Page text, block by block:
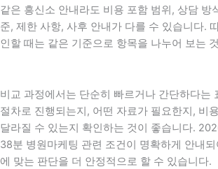
같은 흥신소 안내라도 비용 포함 범위, 상담 방
준, 제한 사항, 사후 안내가 다를 수 있습니다.
인할 때는 같은 기준으로 항목을 나누어 보는
비교 과정에서는 단순히 빠르거나 간단하다는
절차로 진행되는지, 어떤 자료가 필요한지, 비
달라질 수 있는지 확인하는 것이 좋습니다.
38분 병원마케팅 관련 조건이 명확하게 안내
에 맞는 판단을 더 안정적으로 할 수 있습니다.